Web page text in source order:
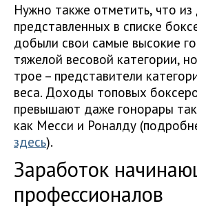
Нужно также отметить, что из
представленных в списке
добыли свои самые высокие
тяжелой весовой категории,
трое – представители
веса. Доходы топовых
превышают даже гонорары
как Месси и Роналду
здесь).
Заработок
профессионалов